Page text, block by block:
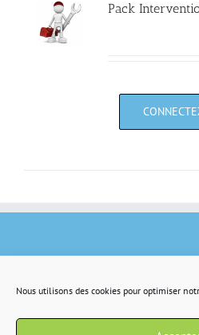
Nous utilisons des cookies pour optimiser
Pack